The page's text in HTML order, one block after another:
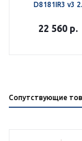
D8181IR3 v3
22 560 р.
Сопутствующие